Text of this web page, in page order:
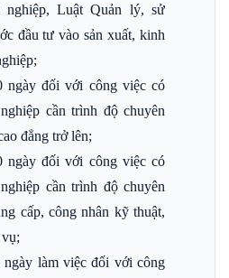
nghiệp, Luật Quản lý, sử
đầu tư vào sản xuất, kinh
ngày đối với công việc có
cần trình độ chuyên
đẳng trở lên;
ngày đối với công việc có
cần trình độ chuyên
cấp, công nhân kỹ thuật,
làm việc đối với công